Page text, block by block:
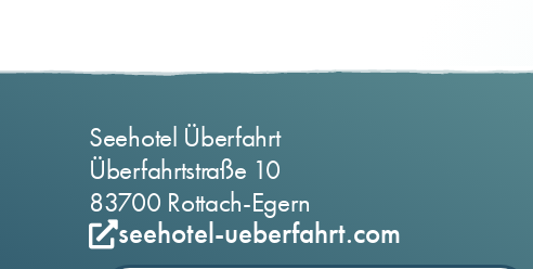
Seehotel Überfahrt
Überfahrtstraße 10
83700 Rottach-Egern
seehotel-ueberfahrt.com